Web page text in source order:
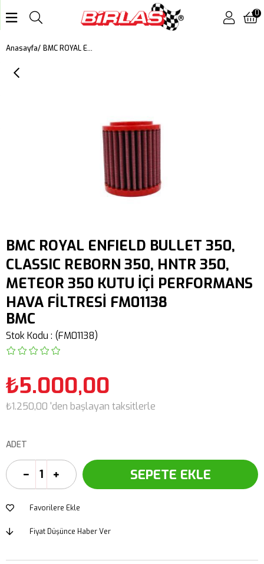
0
Anasayfa BMC ROYAL ENFIELD BULLET 350, CLASSIC REBORN 350, HNTR 350, METEOR 350 KUTU İÇİ PERFORMANS HAVA FİLTRESİ FM01138
BMC ROYAL ENFIELD BULLET 350,
CLASSIC REBORN 350, HNTR 350,
METEOR 350 KUTU İÇİ PERFORMANS
HAVA FİLTRESİ FM01138
BMC
Stok Kodu (FM01138)
₺5.000,00
₺1.250,00 'den başlayan taksitlerle
ADET
Favorilere Ekle
Fiyat Düşünce Haber Ver